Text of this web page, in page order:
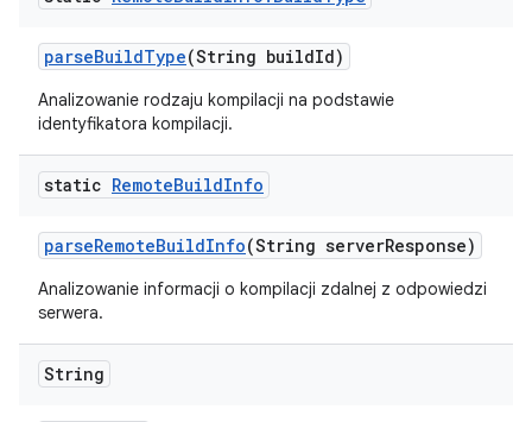
parseBuildType(String buildId)
Analizowanie rodzaju kompilacji na podstawie
identyfikatora kompilacji.
static RemoteBuildInfo
parseRemoteBuildInfo(String serverResponse)
Analizowanie informacji o kompilacji zdalnej z odpowiedzi
serwera.
String